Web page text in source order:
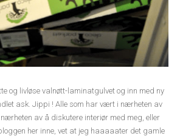
og livløse valnøtt-laminatgulvet og inn med ny
ask. Jippi ! Alle som har vært i nærheten av
av å diskutere interiør med meg, eller
her inne, vet at jeg haaaaater det gamle